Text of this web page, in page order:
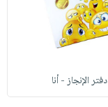
دفتر الإنجاز - أنا